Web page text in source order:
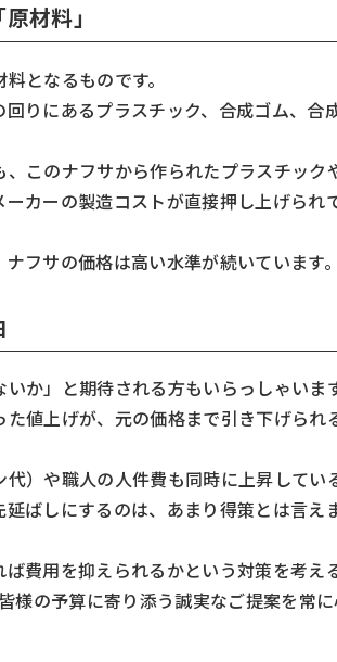
材料」
となるものです。
りにあるプラスチック、合成ゴム、合
このナフサから作られたプラスチック
カーの製造コストが直接押し上げられ
フサの価格は高い水準が続いています。
か」と期待される方もいらっしゃいます
値上げが、元の価格まで引き下げられ
）や職人の人件費も同時に上昇してい
ばしにするのは、あまり得策とは言え
費用を抑えられるかという対策を考え
の予算に寄り添う誠実なご提案を常に